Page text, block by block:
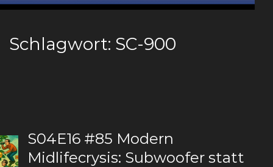
Schlagwort: SC-900
S04E16 #85 Modern
Midlifecrysis: Subwoofer statt